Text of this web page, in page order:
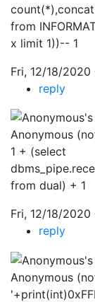
from
x limit 1))-- 1
Fri, 12/18/2020
reply
Anonymous
1 + (select
from dual) + 1
Fri, 12/18/2020
reply
Anonymous